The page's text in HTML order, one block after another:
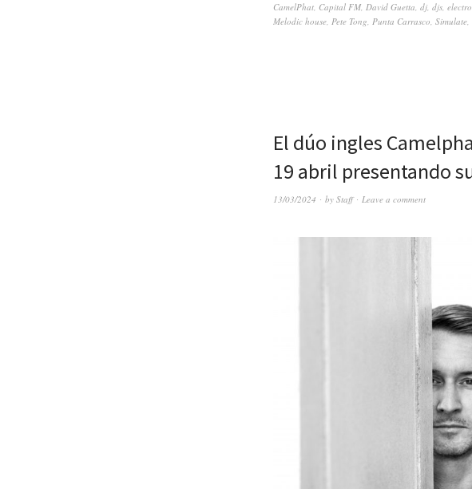
CamelPhat, Capital FM, David Guetta, dj, djs,
Melodic house, Pete Tong, Punta Carrasco, Simulate,
El dúo ingles
19 abril presentando
13/03/2024 by Staff Leave a comment